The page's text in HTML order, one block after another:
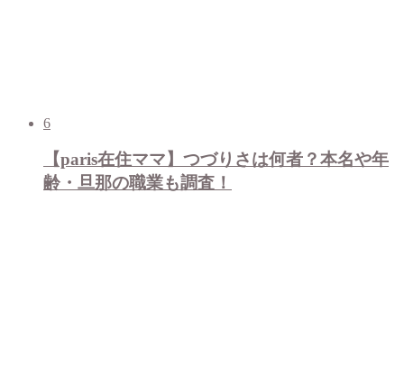
6
【paris在住ママ】つづりさは何者？本名や年
齢・旦那の職業も調査！